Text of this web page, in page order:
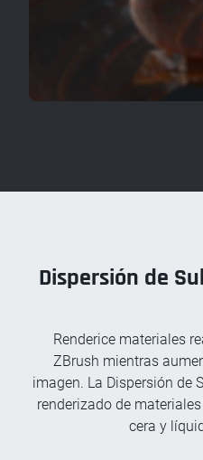
Dispersión de
Renderice materiales
ZBrush mientras
imagen. La Dispersión de
renderizado de
cera y